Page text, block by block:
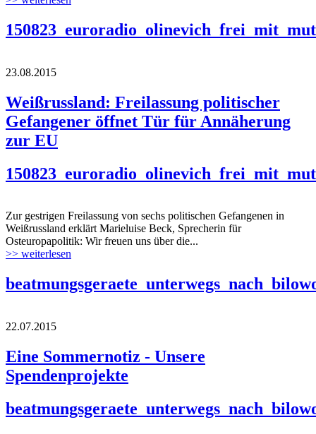
23.08.2015
Weißrussland: Freilassung politischer
Gefangener öffnet Tür für Annäherung
zur EU
Zur gestrigen Freilassung von sechs politischen Gefangenen in
Weißrussland erklärt Marieluise Beck, Sprecherin für
Osteuropapolitik: Wir freuen uns über die...
>> weiterlesen
22.07.2015
Eine Sommernotiz - Unsere
Spendenprojekte